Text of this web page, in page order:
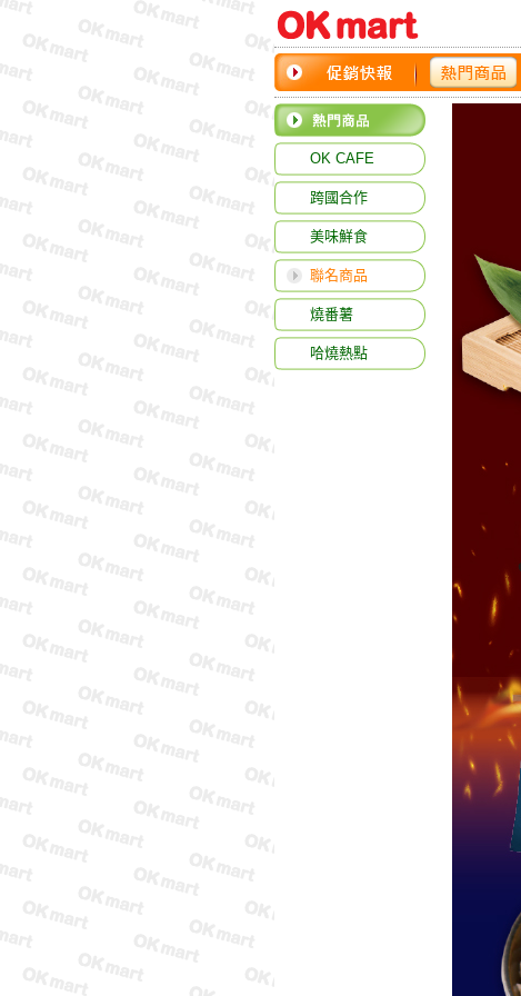
OK CAFE
跨國合作
美味鮮食
聯名商品
燒番薯
哈燒熱點